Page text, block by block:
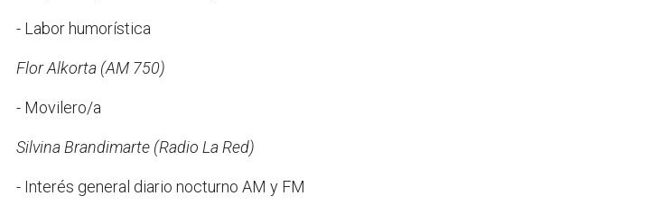
- Labor humorística
Flor Alkorta (AM 750)
- Movilero/a
Silvina Brandimarte (Radio La Red)
- Interés general diario nocturno AM y FM